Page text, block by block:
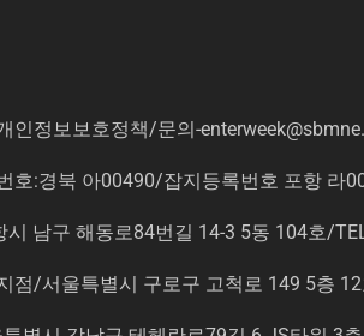
인정보보호정책/문의 -
호:경북 아00490/잡지등록번호 포항
남구 해동로84번길 14-3 5동 104호/
점/서울특별시 구로구 고척로 149 5층